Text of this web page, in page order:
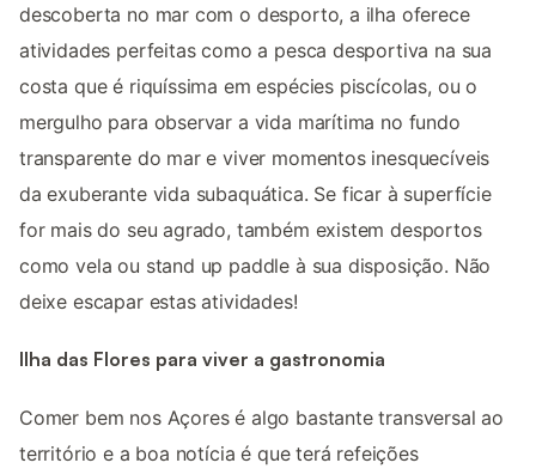
descoberta no mar com o desporto, a ilha oferece
atividades perfeitas como a pesca desportiva na sua
costa que é riquíssima em espécies piscícolas, ou o
mergulho para observar a vida marítima no fundo
transparente do mar e viver momentos inesquecíveis
da exuberante vida subaquática. Se ficar à superfície
for mais do seu agrado, também existem desportos
como vela ou stand up paddle à sua disposição. Não
deixe escapar estas atividades!
Ilha das Flores para viver a gastronomia
Comer bem nos Açores é algo bastante transversal ao
território e a boa notícia é que terá refeições